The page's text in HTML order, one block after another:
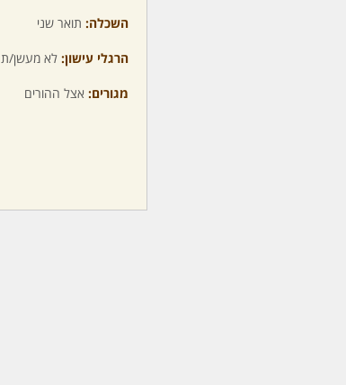
השכלה: תואר שני
הרגלי עישון: לא מעשן/ת
מגורים: אצל ההורים